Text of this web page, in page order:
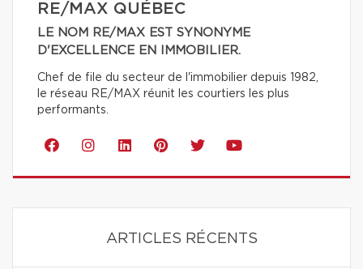
RE/MAX QUÉBEC
LE NOM RE/MAX EST SYNONYME
D'EXCELLENCE EN IMMOBILIER.
Chef de file du secteur de l'immobilier depuis 1982,
le réseau RE/MAX réunit les courtiers les plus
performants.
ARTICLES RÉCENTS